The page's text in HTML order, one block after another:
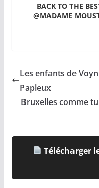
BACK TO THE
@MADAME
Les enfants de
Papleux
Bruxelles comme tu
Télécharger